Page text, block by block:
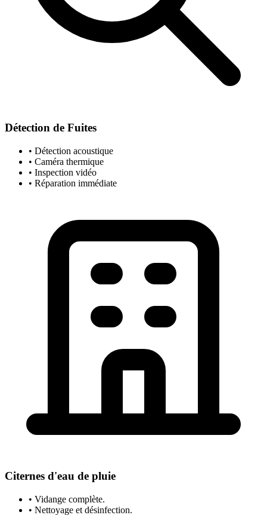
Détection de Fuites
• Détection acoustique
• Caméra thermique
• Inspection vidéo
• Réparation immédiate
Citernes d'eau de pluie
• Vidange complète.
• Nettoyage et désinfection.